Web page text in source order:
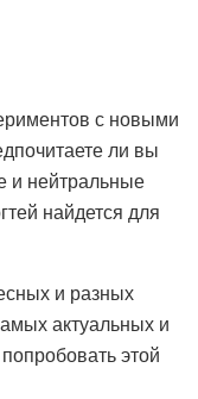
с новыми
ли вы
и нейтральные
найдется для
и разных
актуальных и
этой